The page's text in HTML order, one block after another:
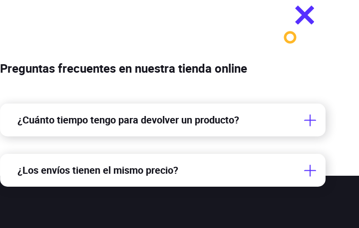
Preguntas frecuentes en nuestra tienda online
¿Cuánto tiempo tengo para devolver un producto?
producto.
¿Los envíos tienen el mismo precio?